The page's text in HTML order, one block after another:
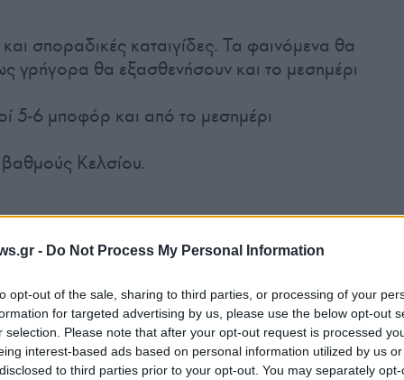
- Do Not Process My Personal Information
opt-out of the sale, sharing to third parties, or processing of your
for targeted advertising by us, please use the below opt-out
selection. Please note that after your opt-out request is processed
interest-based ads based on personal information utilized by us
to third parties prior to your opt-out. You may separately
σποραδικές καταιγίδες. Τα φαινόμενα θα
γρήγορα θα εξασθενήσουν και το μεσημέρι
5-6 μποφόρ και από το μεσημέρι
Κελσίου.
θαλάσσια και παραθαλάσσια καταιγίδες.
ισχυρά μέχρι τις μεσημβρινές ώρες.
μποφόρ και από το μεσημέρι βορειοδυτικοί
Κελσίου.